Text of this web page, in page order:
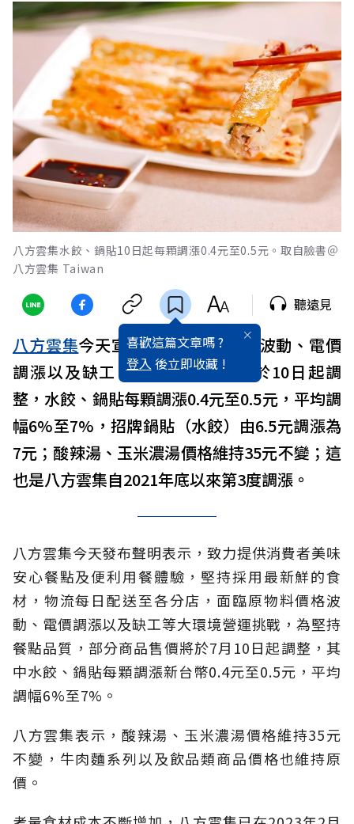
八方雲集水餃、鍋貼10日起每顆調漲0.4元至0.5元。取自臉書＠
八方雲集 Taiwan
喜歡這篇文章嗎 ?
登入 後立即收藏 !
聽遠見
八方雲集今天宣布，因原物料價格波動、電價
調漲以及缺工，部分商品售價將於10日起調
整，水餃、鍋貼每顆調漲0.4元至0.5元，平均調
幅6%至7%，招牌鍋貼（水餃）由6.5元調漲為
7元；酸辣湯、玉米濃湯價格維持35元不變；這
也是八方雲集自2021年底以來第3度調漲。
八方雲集今天發布聲明表示，致力提供消費者美味
安心餐點及便利用餐體驗，堅持採用最新鮮的食
材，物流每日配送至各分店，面臨原物料價格波
動、電價調漲以及缺工等大環境營運挑戰，為堅持
餐點品質，部分商品售價將於7月10日起調整，其
中水餃、鍋貼每顆調漲新台幣0.4元至0.5元，平均
調幅6%至7%。
八方雲集表示，酸辣湯、玉米濃湯價格維持35元
不變，牛肉麵系列以及飲品類商品價格也維持原
價。